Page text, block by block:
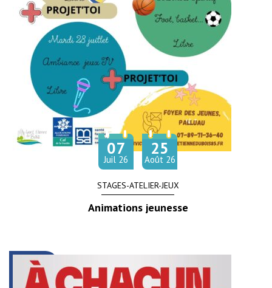
STAGES-ATELIER-JEUX
Animations jeunesse
Du 07
Juil let
26
au 25
Août 26